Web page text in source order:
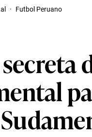
· Futbol Peruano